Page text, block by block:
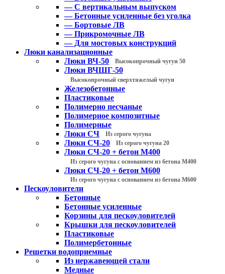
— С вертикальным выпуском
— Бетонные усиленные без уголка
— Бортовые ЛВ
— Прикромочные ЛВ
— Для мостовых конструкций
Люки канализационные
Люки ВЧ-50
Высокопрочный чугун 50
Люки ВЧШГ-50
Высокопрочный сверхтяжелый чугун
Железобетонные
Пластиковые
Полимерно песчаные
Полимерное композитные
Полимерные
Люки СЧ
Из серого чугуна
Люки СЧ-20 Из серого чугуна 20
Люки СЧ-20 + бетон М400
Из серого чугуна с основанием из бетона М400
Люки СЧ-20 + бетон М600
Из серого чугуна с основанием из бетона М600
Пескоуловители
Бетонные
Бетонные усиленные
Корзины для пескоуловителей
Крышки для пескоуловителей
Пластиковые
Полимербетонные
Решетки водоприемные
Из нержавеющей стали
Медные